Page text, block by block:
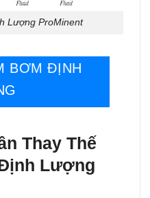
Lượng ProMinent
BƠM ĐỊNH
Thay Thế
Lượng